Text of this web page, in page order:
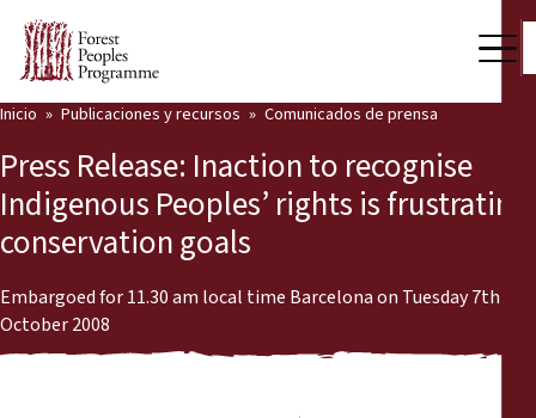
Nuestro trabajo
Voces comunitarias
Socios y Países
Últimas noticias
Publicaciones y recursos
Back
Inicio Publicaciones y recursos Comunicados de prensa
Press Release: Inaction to recognise
Indigenous Peoples’ rights is frustrating
conservation goals
Embargoed for 11.30 am local time Barcelona on Tuesday 7th
October 2008